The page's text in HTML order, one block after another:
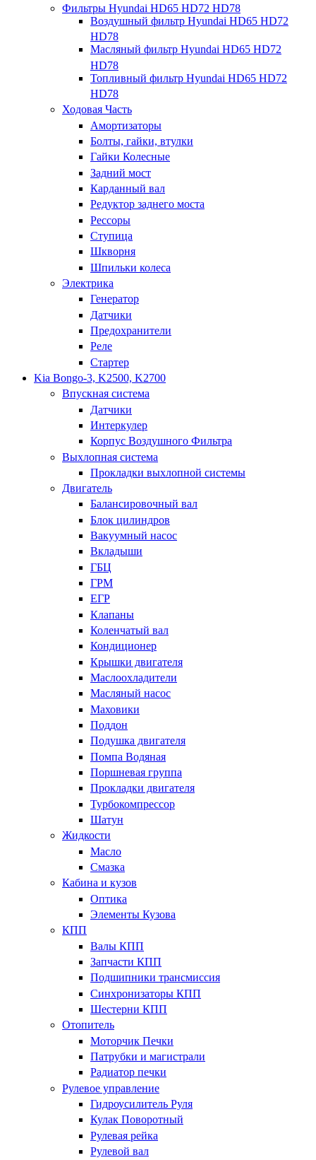
Фильтры Hyundai HD65 HD72 HD78
Воздушный фильтр Hyundai HD65 HD72
HD78
Масляный фильтр Hyundai HD65 HD72
HD78
Топливный фильтр Hyundai HD65 HD72
HD78
Ходовая Часть
Амортизаторы
Болты, гайки, втулки
Гайки Колесные
Задний мост
Карданный вал
Редуктор заднего моста
Рессоры
Ступица
Шкворня
Шпильки колеса
Электрика
Генератор
Датчики
Предохранители
Реле
Стартер
Kia Bongo-3, K2500, K2700
Впускная система
Датчики
Интеркулер
Корпус Воздушного Фильтра
Выхлопная система
Прокладки выхлопной системы
Двигатель
Балансировочный вал
Блок цилиндров
Вакуумный насос
Вкладыши
ГБЦ
ГРМ
ЕГР
Клапаны
Коленчатый вал
Кондиционер
Крышки двигателя
Маслоохладители
Масляный насос
Маховики
Поддон
Подушка двигателя
Помпа Водяная
Поршневая группа
Прокладки двигателя
Турбокомпрессор
Шатун
Жидкости
Масло
Смазка
Кабина и кузов
Оптика
Элементы Кузова
КПП
Валы КПП
Запчасти КПП
Подшипники трансмиссия
Синхронизаторы КПП
Шестерни КПП
Отопитель
Моторчик Печки
Патрубки и магистрали
Радиатор печки
Рулевое управление
Гидроусилитель Руля
Кулак Поворотный
Рулевая рейка
Рулевой вал